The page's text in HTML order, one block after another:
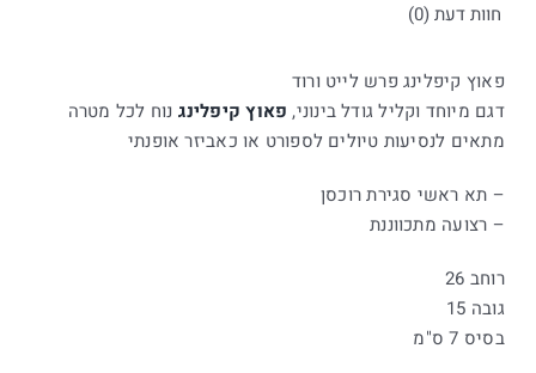
חוות דעת (0)
פאוץ קיפלינג פרש לייט ורוד
דגם מיוחד וקליל גודל בינוני, פאוץ קיפלינג נוח לכל מטרה
מתאים לנסיעות טיולים לספורט או כאביזר אופנתי
– תא ראשי סגירת רוכסן
– רצועה מתכווננת
רוחב 26
גובה 15
בסיס 7 ס"מ